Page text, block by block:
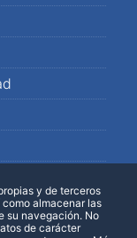
y de terceros
almacenar las
su navegación. No
de carácter